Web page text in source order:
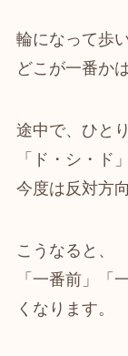
輪になって歩
どこが一番か
途中で、ひと
「ド・シ・ド
今度は反対方
こうなると、
「一番前」「
くなります。